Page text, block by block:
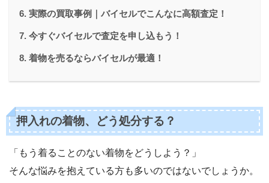
実際の買取事例｜バイセルでこんなに高額査定！
今すぐバイセルで査定を申し込もう！
着物を売るならバイセルが最適！
押入れの着物、どう処分する？
「もう着ることのない着物をどうしよう？」
そんな悩みを抱えている方も多いのではないでしょうか。